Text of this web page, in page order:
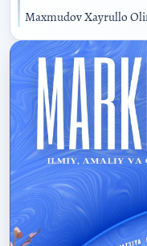
Maxmudov Xayrullo